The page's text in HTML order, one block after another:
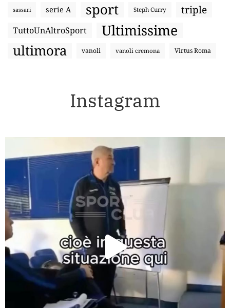
sassari serie A sport Steph Curry triple
TuttoUnAltroSport Ultimissime
ultimora vanoli vanoli cremona Virtus Roma
Instagram